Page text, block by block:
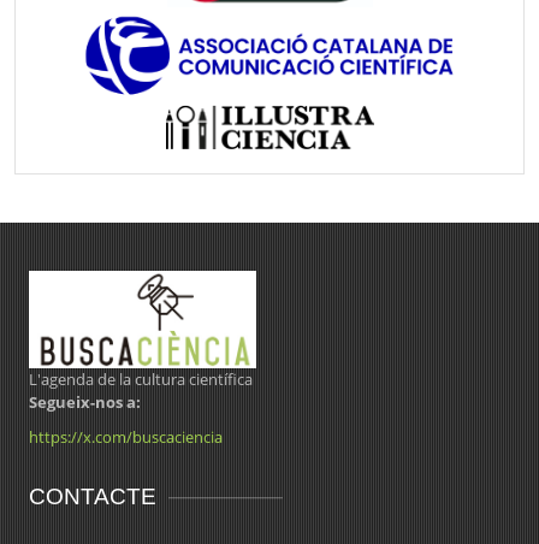
L'agenda de la cultura científica
Segueix-nos a:
https://x.com/buscaciencia
CONTACTE